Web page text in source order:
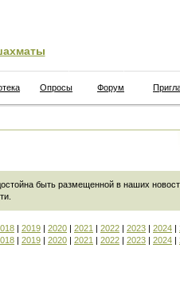
Опросы Форум
быть размещенной в наших
| 2019 | 2020 | 2021 | 2022 | 2023 | 2024 |
| 2019 | 2020 | 2021 | 2022 | 2023 | 2024 |